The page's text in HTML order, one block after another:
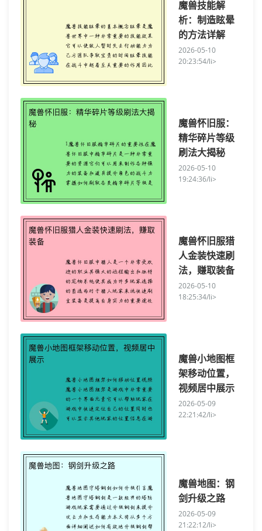
魔兽技能解
析：制造眩晕
的方法详解
2026-05-10
20:23:54/li>
魔兽怀旧服：
精华碎片等级
刷法大揭秘
2026-05-10
19:24:36/li>
魔兽怀旧服猎
人金装快速刷
法，赚取装备
2026-05-10
18:25:34/li>
魔兽小地图框
架移动位置，
视频居中展示
2026-05-09
22:21:42/li>
魔兽地图：钢
剑升级之路
2026-05-09
21:22:12/li>